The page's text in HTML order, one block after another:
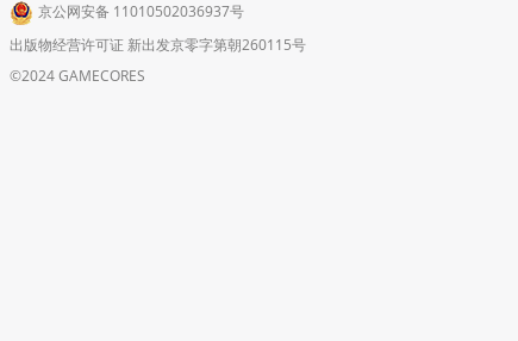
京公网安备 11010502036937号
出版物经营许可证 新出发京零字第朝260115号
©2024 GAMECORES